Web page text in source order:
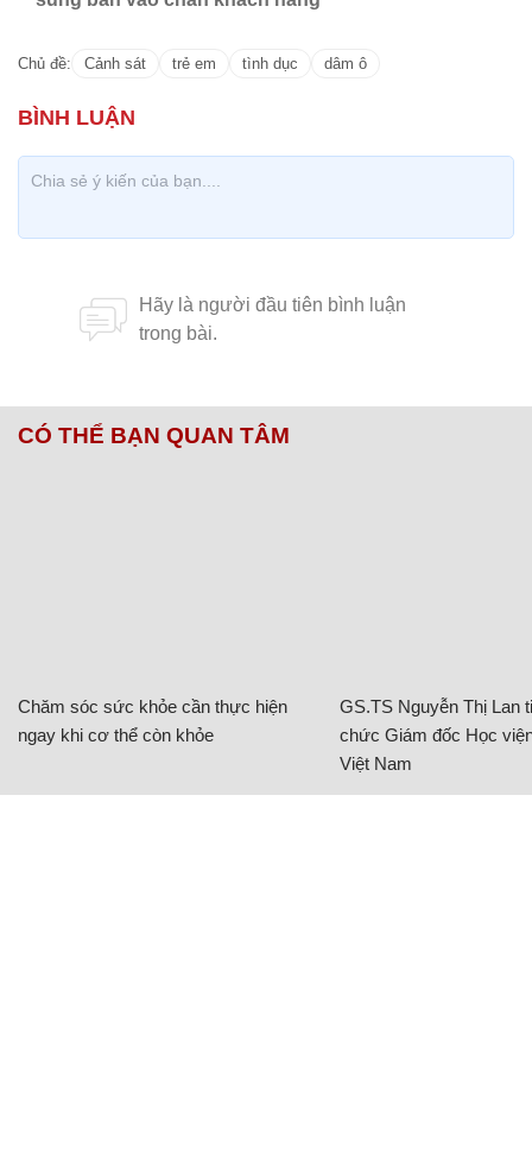
Chủ đề: Cảnh sát trẻ em tình dục dâm ô
CÓ THỂ BẠN QUAN TÂM
Chăm sóc sức khỏe cần thực hiện
ngay khi cơ thể còn khỏe
GS.TS Nguyễn Thị Lan
chức Giám đốc Học
Việt Nam